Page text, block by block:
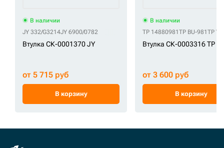
В наличии
JY 332/G3214JY 6900/0782
Втулка СК-0001370 JY
от 5 715 руб
В корзину
В наличии
TP 14880981 TP BU-981 TP
Втулка СК-0003316 TP
от 3 600 руб
В корзину